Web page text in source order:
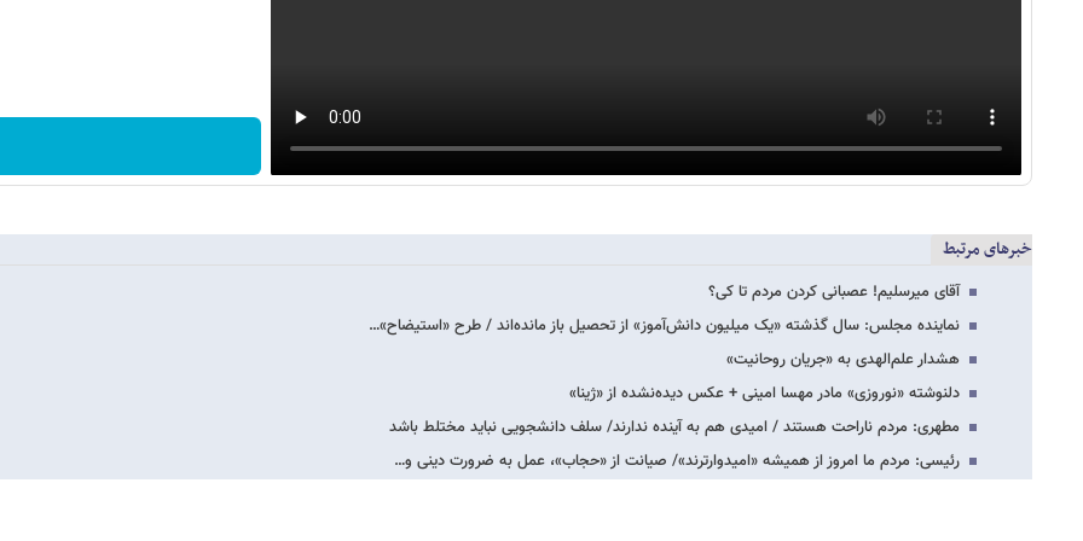
خبرهای مرتبط
آقای میرسلیم! عصبانی کردن مردم تا کی؟
نماینده مجلس: سال گذشته «یک میلیون دانش‌آموز» از تحصیل باز مانده‌اند / طرح «استیضاح»…
هشدار علم‌الهدی به «جریان روحانیت»
دلنوشته «نوروزی» مادر مهسا امینی + عکس دیده‌نشده از «ژینا»
مطهری: مردم ناراحت هستند / امیدی هم به آینده ندارند/ سلف دانشجویی نباید مختلط باشد
رئیسی: مردم ما امروز از همیشه «امیدوارترند»/ صیانت از «حجاب»، عمل به ضرورت دینی و…